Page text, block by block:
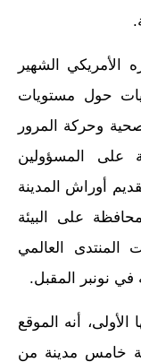
الأمريكي الشهير
حول مستويات
وحركة المرور
على المسؤولين
أوراش المدينة
على البيئة
المنتدى العالمي
أنه الموقع
خامس مدينة من